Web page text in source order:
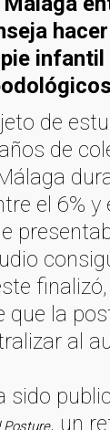
de
de
el 6% y
que la
al
sido
Posture, un